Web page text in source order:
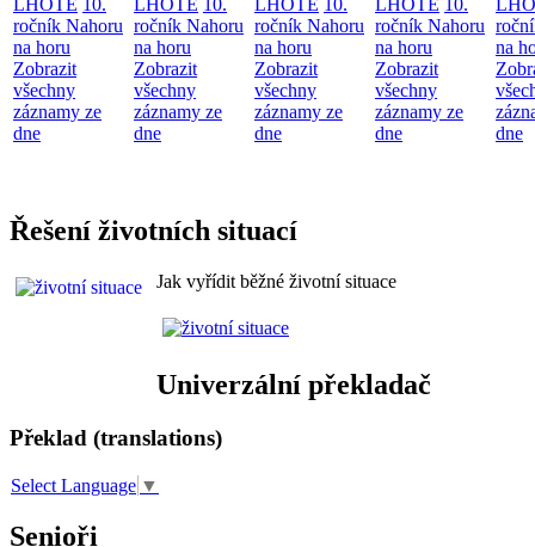
LHOTĚ 10.
ročník Nahoru
na horu
Zobrazit
všechny
záznamy ze
dne
LHOTĚ 10.
ročník Nahoru
na horu
Zobrazit
všechny
záznamy ze
dne
LHOTĚ 10.
ročník Nahoru
na horu
Zobrazit
všechny
záznamy ze
dne
LHOTĚ 10.
ročník Nahoru
na horu
Zobrazit
všechny
záznamy ze
dne
na
dne
Řešení životních situací
Jak vyřídit běžné životní situace
Univerzální překladač
Překlad (translations)
Select Language ▼
Senioři